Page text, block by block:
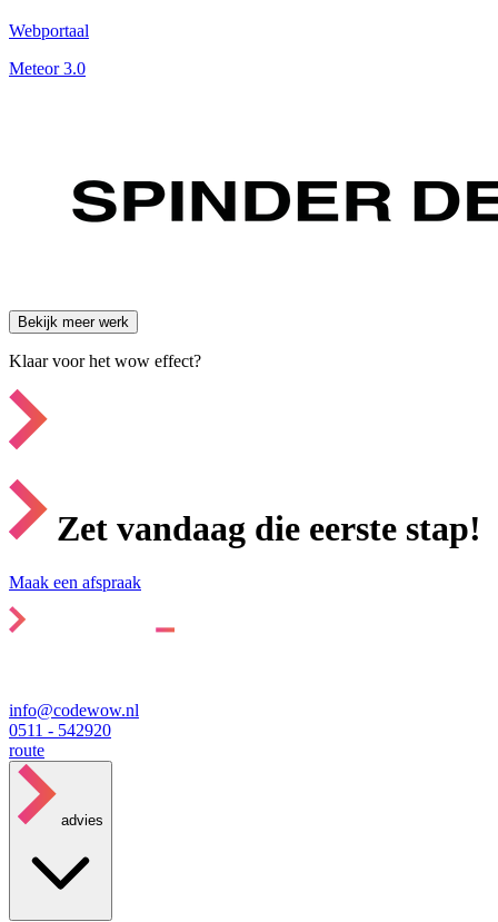
Webportaal
Meteor 3.0
Bekijk meer werk
Klaar voor het wow effect?
Zet vandaag die eerste stap!
Maak een afspraak
info@codewow.nl
0511 - 542920
route
advies